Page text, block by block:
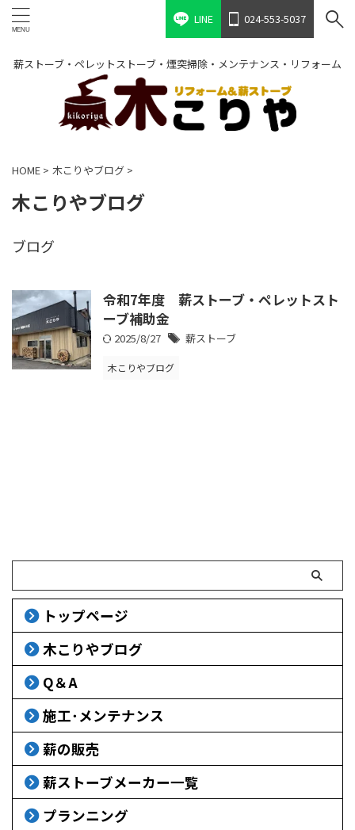
LINE 024-553-5037
薪ストーブ・ペレットストーブ・煙突掃除・メンテナンス・リフォーム
HOME > 木こりやブログ >
木こりやブログ
ブログ
令和7年度 薪ストーブ・ペレットスト
ーブ補助金
2025/8/27 薪ストーブ
木こりやブログ
トップページ
木こりやブログ
Q＆A
施工･メンテナンス
薪の販売
薪ストーブメーカー一覧
プランニング